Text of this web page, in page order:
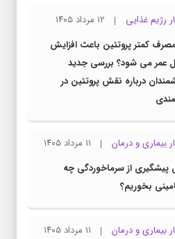
رژیم غذایی
۱۲ مرداد ۱۴۰۵
مصرف کمتر پروتئین باعث افزایش
عمر می شود؟ بررسی جدید
درباره نقش پروتئین در
بیماری و درمان
۱۱ مرداد ۱۴۰۵
پیشگیری از سرماخوردگی چه
بخوریم؟
بیماری و درمان
۱۱ مرداد ۱۴۰۵